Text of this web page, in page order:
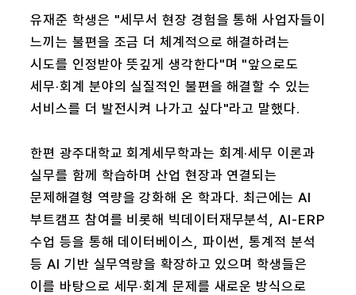
유재준 학생은 "세무서 현장 경험을 통해 사업자들이
느끼는 불편을 조금 더 체계적으로 해결하려는
시도를 인정받아 뜻깊게 생각한다"며 "앞으로도
세무·회계 분야의 실질적인 불편을 해결할 수 있는
서비스를 더 발전시켜 나가고 싶다"라고 말했다.
한편 광주대학교 회계세무학과는 회계·세무 이론과
실무를 함께 학습하며 산업 현장과 연결되는
문제해결형 역량을 강화해 온 학과다. 최근에는 AI
부트캠프 참여를 비롯해 빅데이터재무분석, AI-ERP
수업 등을 통해 데이터베이스, 파이썬, 통계적 분석
등 AI 기반 실무역량을 확장하고 있으며 학생들은
이를 바탕으로 세무·회계 문제를 새로운 방식으로